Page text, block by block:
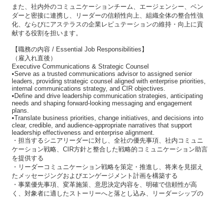
また、社内外のコミュニケーションチーム、エージェンシー、ベン
ダーと密接に連携し、リーダーの信頼性向上、組織全体の整合性強
化、ならびにアステラスの企業レピュテーションの維持・向上に貢
献する役割を担います。
【職務の内容 / Essential Job Responsibilities】
（雇入れ直後）
Executive Communications & Strategic Counsel
•Serve as a trusted communications advisor to assigned senior
leaders, providing strategic counsel aligned with enterprise priorities,
internal communications strategy, and CIR objectives.
•Define and drive leadership communication strategies, anticipating
needs and shaping forward-looking messaging and engagement
plans.
•Translate business priorities, change initiatives, and decisions into
clear, credible, and audience-appropriate narratives that support
leadership effectiveness and enterprise alignment.
・担当するシニアリーダーに対し、全社の優先事項、社内コミュニ
ケーション戦略、CIR方針と整合した戦略的コミュニケーション助言
を提供する
・リーダーコミュニケーション戦略を策定・推進し、将来を見据え
たメッセージングおよびエンゲージメント計画を構築する
・事業優先事項、変革施策、意思決定内容を、明確で信頼性が高
く、対象者に適したストーリーへと落とし込み、リーダーシップの